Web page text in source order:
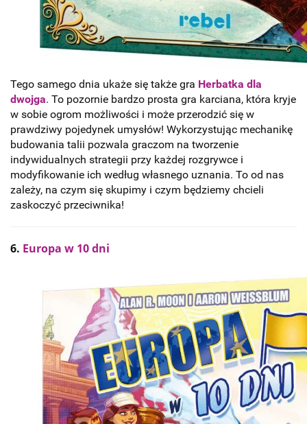
Tego samego dnia ukaże się także gra Herbatka dla
dwojga. To pozornie bardzo prosta gra karciana, która kryje
w sobie ogrom możliwości i może przerodzić się w
prawdziwy pojedynek umysłów! Wykorzystując mechanikę
budowania talii pozwala graczom na tworzenie
indywidualnych strategii przy każdej rozgrywce i
modyfikowanie ich według własnego uznania. To od nas
zależy, na czym się skupimy i czym będziemy chcieli
zaskoczyć przeciwnika!
6. Europa w 10 dni